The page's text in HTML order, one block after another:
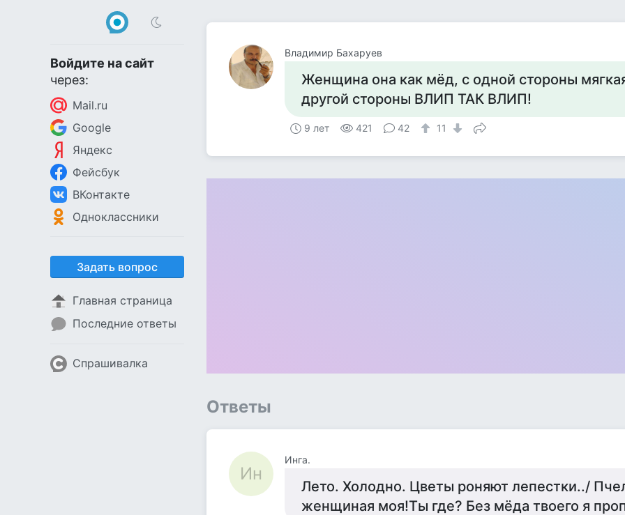
Войдите на сайт
через:
Mail.ru
Google
Яндекс
Фейсбук
ВКонтакте
Одноклассники
Задать вопрос
Главная страница
Последние ответы
Спрашивалка
Владимир Бахаруев
Женщина она как мёд, с одной стороны
другой стороны ВЛИП ТАК ВЛИП!
9 лет 421 42 11
Ответы
Ин
Инга.
Лето. Холодно. Цветы роняют лепестки../
женщиная моя!Ты где? Без мёда твоего я